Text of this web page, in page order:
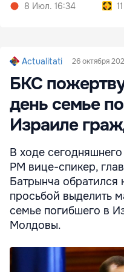
8 Июл. 16:34
Actualitati 26 октября
БКС
день семье
Израиле
В ходе
РМ вице-спикер,
Батрынча обратился
просьбой выделить
семье погибшего в
Молдовы.